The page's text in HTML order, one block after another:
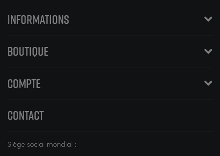
INFORMATIONS
BOUTIQUE
COMPTE
CONTACT
Siège social mondial :